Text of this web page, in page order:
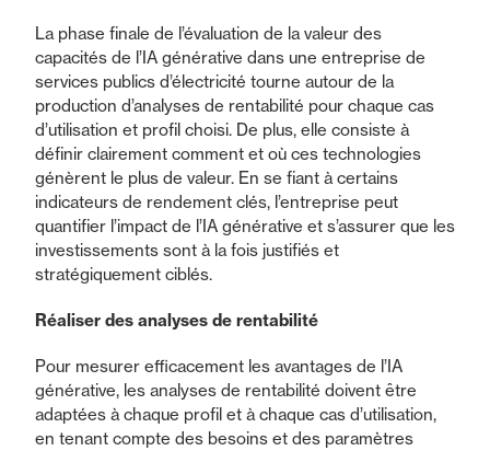
La phase finale de l’évaluation de la valeur des
capacités de l’IA générative dans une entreprise de
services publics d’électricité tourne autour de la
production d’analyses de rentabilité pour chaque cas
d’utilisation et profil choisi. De plus, elle consiste à
définir clairement comment et où ces technologies
génèrent le plus de valeur. En se fiant à certains
indicateurs de rendement clés, l’entreprise peut
quantifier l’impact de l’IA générative et s’assurer que les
investissements sont à la fois justifiés et
stratégiquement ciblés.
Réaliser des analyses de rentabilité
Pour mesurer efficacement les avantages de l’IA
générative, les analyses de rentabilité doivent être
adaptées à chaque profil et à chaque cas d’utilisation,
en tenant compte des besoins et des paramètres